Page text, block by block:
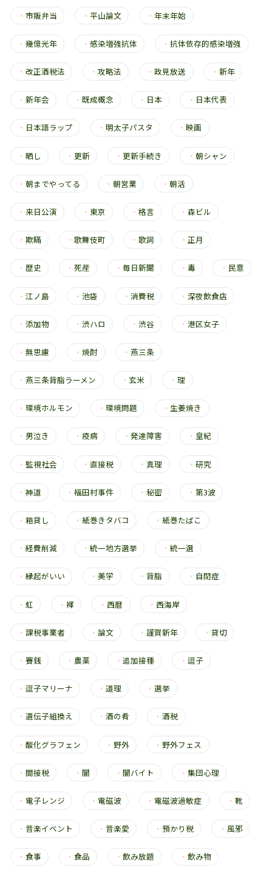
・ 市販弁当 ・平山論文 ・ 年末年始
・ 幾億光年 ・感染増強抗体 ・抗体依存的感染増強
・ 改正酒税法 ・攻略法 ・政見放送 ・ 新年
・ 新年会 ・既成概念 ・ 日本 ・ 日本代表
・ 日本語ラップ ・明太子パスタ ・映画
・ 晒し ・ 更新 ・ 更新手続き ・ 朝シャン
・ 朝までやってる ・朝営業 ・朝活
・ 来日公演 ・ 東京 ・格言 ・ 森ビル
・ 欺瞞 ・歌舞伎町 ・歌詞 ・ 正月
・ 歴史 ・死産 ・毎日新聞 ・ 毒 ・ 民意
・ 江ノ島 ・池袋 ・消費税 ・ 深夜飲食店
・ 添加物 ・渋ハロ ・渋谷 ・ 港区女子
・ 無思慮 ・焼酎 ・燕三条
・ 燕三条背脂ラーメン ・ 玄米 ・理
・ 環境ホルモン ・環境問題 ・ 生姜焼き
・ 男泣き ・疫病 ・発達障害 ・ 皇紀
・ 監視社会 ・ 直接税 ・真理 ・ 研究
・ 神道 ・福田村事件 ・ 秘密 ・ 第3波
・ 箱貸し ・紙巻きタバコ ・紙巻たばこ
・ 経費削減 ・統一地方選挙 ・統一選
・ 縁起がいい ・美学 ・背脂 ・ 自閉症
・ 虹 ・褌 ・ 西暦 ・ 西海岸
・ 課税事業者 ・論文 ・謹賀新年 ・ 貸切
・ 賽銭 ・ 農薬 ・追加接種 ・ 逗子
・ 逗子マリーナ ・道理 ・選挙
・ 遺伝子組換え ・酒の肴 ・酒税
・ 酸化グラフェン ・ 野外 ・ 野外フェス
・ 間接税 ・闇 ・闇バイト ・ 集団心理
・ 電子レンジ ・ 電磁波 ・ 電磁波過敏症 ・ 靴
・ 音楽イベント ・音楽愛 ・預かり税 ・ 風邪
・ 食事 ・食品 ・飲み放題 ・ 飲み物